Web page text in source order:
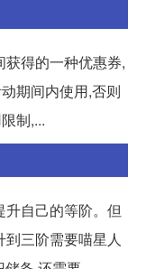
得的一种优惠券,
期间内使用,否则
制,...
自己的等阶。但
三阶需要喵星人